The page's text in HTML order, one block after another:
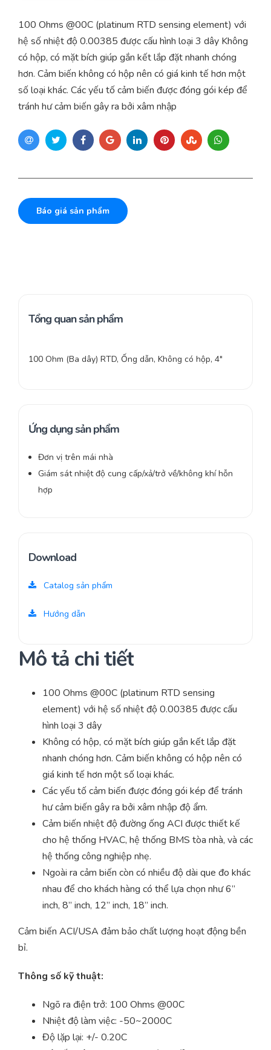
100 Ohms @00C (platinum RTD sensing element) với
hệ số nhiệt độ 0.00385 được cấu hình loại 3 dây Không
có hộp, có mặt bích giúp gắn kết lắp đặt nhanh chóng
hơn. Cảm biến không có hộp nên có giá kinh tế hơn một
số loại khác. Các yếu tố cảm biến được đóng gói kép để
tránh hư cảm biến gây ra bởi xâm nhập
Báo giá sản phẩm
Tổng quan sản phẩm
100 Ohm (Ba dây) RTD, Ống dẫn, Không có hộp, 4″
Ứng dụng sản phẩm
Đơn vị trên mái nhà
Giám sát nhiệt độ cung cấp/xả/trở về/không khí hỗn
hợp
Download
Catalog sản phẩm
Hướng dẫn
Mô tả chi tiết
100 Ohms @00C (platinum RTD sensing
element) với hệ số nhiệt độ 0.00385 được cấu
hình loại 3 dây
Không có hộp, có mặt bích giúp gắn kết lắp đặt
nhanh chóng hơn. Cảm biến không có hộp nên có
giá kinh tế hơn một số loại khác.
Các yếu tố cảm biến được đóng gói kép để tránh
hư cảm biến gây ra bởi xâm nhập độ ẩm.
Cảm biến nhiệt độ đường ống ACI được thiết kế
cho hệ thống HVAC, hệ thống BMS tòa nhà, và các
hệ thống công nghiệp nhẹ.
Ngoài ra cảm biến còn có nhiều độ dài que đo khác
nhau để cho khách hàng có thể lựa chọn như 6”
inch, 8” inch, 12” inch, 18” inch.
Cảm biến ACI/USA đảm bảo chất lượng hoạt động bền
bỉ.
Thông số kỹ thuật:
Ngõ ra điện trở: 100 Ohms @00C
Nhiệt độ làm việc: -50~2000C
Độ lặp lại: +/- 0.20C